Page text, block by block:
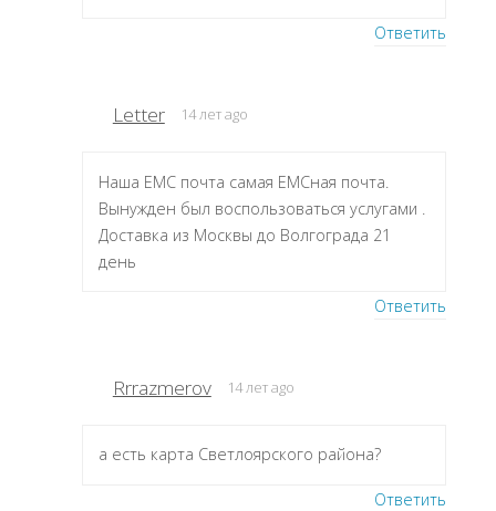
Ответить
Letter 14 лет ago
Наша ЕМС почта самая ЕМСная почта.
Вынужден был воспользоваться услугами .
Доставка из Москвы до Волгограда 21
день
Ответить
Rrrazmerov 14 лет ago
а есть карта Светлоярского района?
Ответить